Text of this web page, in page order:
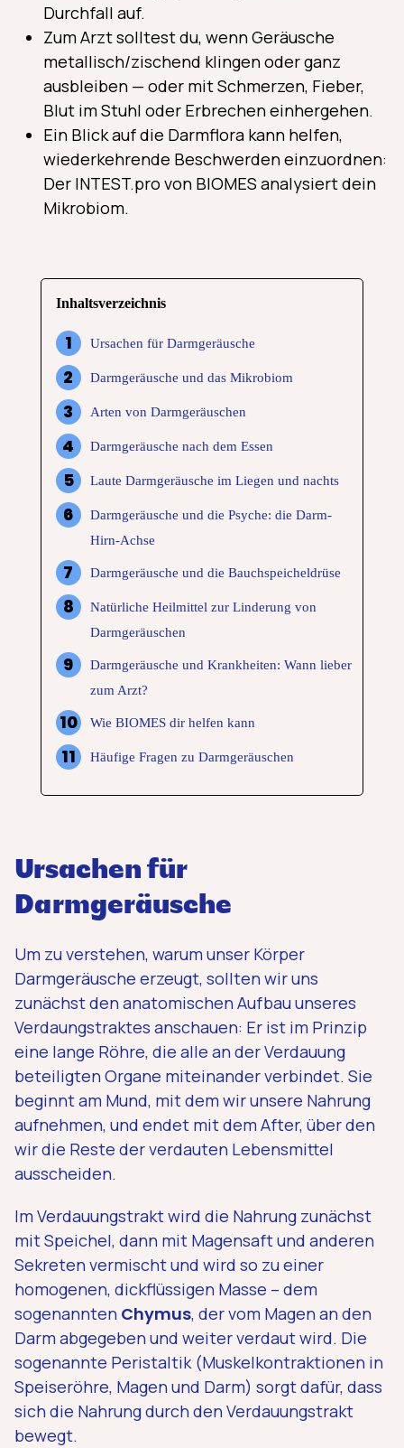
Durchfall auf.
Zum Arzt solltest du, wenn Geräusche
metallisch/zischend klingen oder ganz
ausbleiben — oder mit Schmerzen, Fieber,
Blut im Stuhl oder Erbrechen einhergehen.
Ein Blick auf die Darmflora kann helfen,
wiederkehrende Beschwerden einzuordnen:
Der INTEST.pro von BIOMES analysiert dein
Mikrobiom.
Inhaltsverzeichnis
Ursachen für Darmgeräusche
Darmgeräusche und das Mikrobiom
Arten von Darmgeräuschen
Darmgeräusche nach dem Essen
Laute Darmgeräusche im Liegen und nachts
Darmgeräusche und die Psyche: die Darm-
Hirn-Achse
Darmgeräusche und die Bauchspeicheldrüse
Natürliche Heilmittel zur Linderung von
Darmgeräuschen
Darmgeräusche und Krankheiten: Wann lieber
zum Arzt?
Wie BIOMES dir helfen kann
Häufige Fragen zu Darmgeräuschen
Ursachen für
Darmgeräusche
Um zu verstehen, warum unser Körper
Darmgeräusche erzeugt, sollten wir uns
zunächst den anatomischen Aufbau unseres
Verdaungstraktes anschauen: Er ist im Prinzip
eine lange Röhre, die alle an der Verdauung
beteiligten Organe miteinander verbindet. Sie
beginnt am Mund, mit dem wir unsere Nahrung
aufnehmen, und endet mit dem After, über den
wir die Reste der verdauten Lebensmittel
ausscheiden.
Im Verdauungstrakt wird die Nahrung zunächst
mit Speichel, dann mit Magensaft und anderen
Sekreten vermischt und wird so zu einer
homogenen, dickflüssigen Masse – dem
sogenannten Chymus, der vom Magen an den
Darm abgegeben und weiter verdaut wird. Die
sogenannte Peristaltik (Muskelkontraktionen in
Speiseröhre, Magen und Darm) sorgt dafür, dass
sich die Nahrung durch den Verdauungstrakt
bewegt.